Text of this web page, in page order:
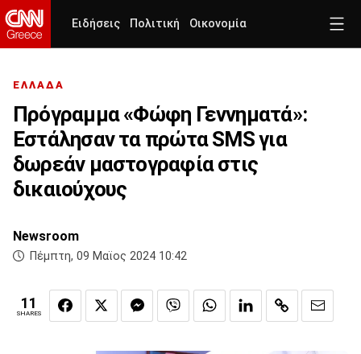
Ειδήσεις Πολιτική Οικονομία
ΕΛΛΑΔΑ
Πρόγραμμα «Φώφη Γεννηματά»:
Εστάλησαν τα πρώτα SMS για
δωρεάν μαστογραφία στις
δικαιούχους
Newsroom
Πέμπτη, 09 Μαϊος 2024 10:42
11
SHARES